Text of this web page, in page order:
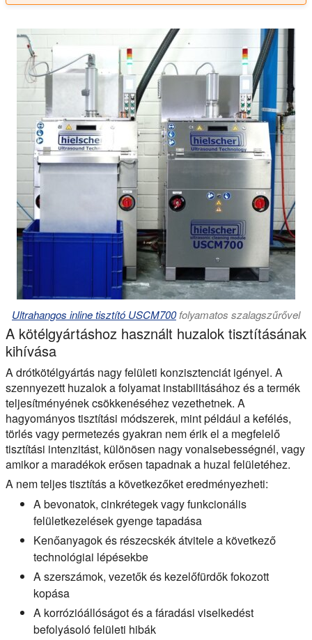
Ultrahangos inline tisztító USCM700folyamatos szalagszűrővel
A kötélgyártáshoz használt huzalok tisztításának
kihívása
A drótkötélgyártás nagy felületi konzisztenciát igényel. A
szennyezett huzalok a folyamat instabilitásához és a termék
teljesítményének csökkenéséhez vezethetnek. A
hagyományos tisztítási módszerek, mint például a kefélés,
törlés vagy permetezés gyakran nem érik el a megfelelő
tisztítási intenzitást, különösen nagy vonalsebességnél, vagy
amikor a maradékok erősen tapadnak a huzal felületéhez.
A nem teljes tisztítás a következőket eredményezheti:
A bevonatok, cinkrétegek vagy funkcionális
felületkezelések gyenge tapadása
Kenőanyagok és részecskék átvitele a következő
technológiai lépésekbe
A szerszámok, vezetők és kezelőfürdők fokozott
kopása
A korrózióállóságot és a fáradási viselkedést
befolyásoló felületi hibák